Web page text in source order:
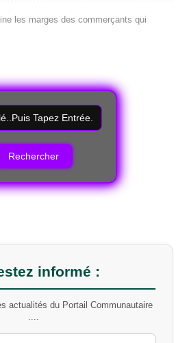
les marges des commerçants qui
informé :
actualités du Portail Communautaire
....